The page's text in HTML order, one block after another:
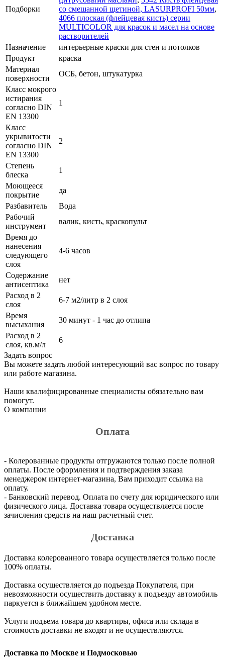
Подборки
со смешанной щетиной, LASURPROFI 50мм,
4066 плоская (флейцевая кисть) серии
MULTICOLOR для красок и масел на основе
растворителей
Назначение
интерьерные краски для стен и потолков
Продукт
краска
Материал
поверхности
ОСБ, бетон, штукатурка
Класс мокрого
истирания
согласно DIN
EN 13300
1
Класс
укрывитости
согласно DIN
EN 13300
2
Степень
блеска
1
Моющееся
покрытие
да
Разбавитель
Вода
Рабочий
инструмент
валик, кисть, краскопульт
Время до
нанесения
следующего
слоя
4-6 часов
Содержание
антисептика
нет
Расход в 2
слоя
6-7 м2/литр в 2 слоя
Время
высыхания
30 минут - 1 час до отлипа
Расход в 2
слоя, кв.м/л
6
Задать вопрос
Вы можете задать любой интересующий вас вопрос по товару
или работе магазина.
Наши квалифицированные специалисты обязательно вам
помогут.
О компании
Оплата
- Колерованные продукты отгружаются только после полной
оплаты. После оформления и подтверждения заказа
менеджером интернет-магазина, Вам приходит ссылка на
оплату.
- Банковский перевод. Оплата по счету для юридического или
физического лица. Доставка товара осуществляется после
зачисления средств на наш расчетный счет.
Доставка
Доставка колерованного товара осуществляется только после
100% оплаты.
Доставка осуществляется до подъезда Покупателя, при
невозможности осуществить доставку к подъезду автомобиль
паркуется в ближайшем удобном месте.
Услуги подъема товара до квартиры, офиса или склада в
стоимость доставки не входят и не осуществляются.
Доставка по Москве и Подмосковью